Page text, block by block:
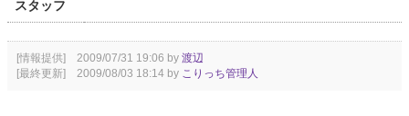
スタッフ
[情報提供] 2009/07/31 19:06 by 渡辺
[最終更新] 2009/08/03 18:14 by こりっち管理人